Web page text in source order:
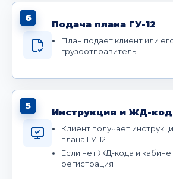
6
Подача плана ГУ-12
План подает клиент или
грузоотправитель
5
Инструкция и ЖД-код
Клиент получает
плана ГУ-12
Если нет ЖД-кода и
регистрация